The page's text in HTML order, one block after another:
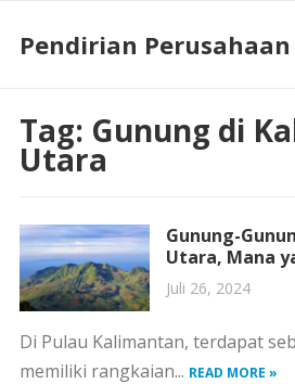
Pendirian Perusahaan
Tag: Gunung di
Utara
Gunung-
Utara, Mana
Juli 26, 2024
Di Pulau Kalimantan, terdapat
memiliki rangkaian... READ MORE »